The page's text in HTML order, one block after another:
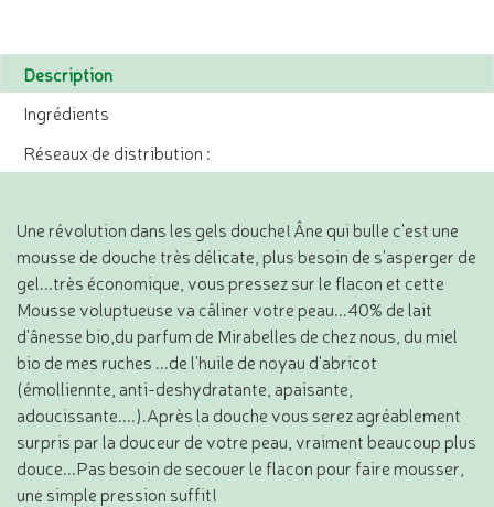
Description
Ingrédients
Réseaux de distribution :
Une révolution dans les gels douche! Âne qui bulle c'est une
mousse de douche très délicate, plus besoin de s'asperger de
gel...très économique, vous pressez sur le flacon et cette
Mousse voluptueuse va câliner votre peau...40% de lait
d'ânesse bio,du parfum de Mirabelles de chez nous, du miel
bio de mes ruches ...de l'huile de noyau d'abricot
(émolliennte, anti-deshydratante, apaisante,
adoucissante....).Après la douche vous serez agréablement
surpris par la douceur de votre peau, vraiment beaucoup plus
douce...Pas besoin de secouer le flacon pour faire mousser,
une simple pression suffit!